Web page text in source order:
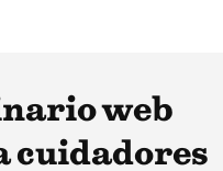
web
cuidadores